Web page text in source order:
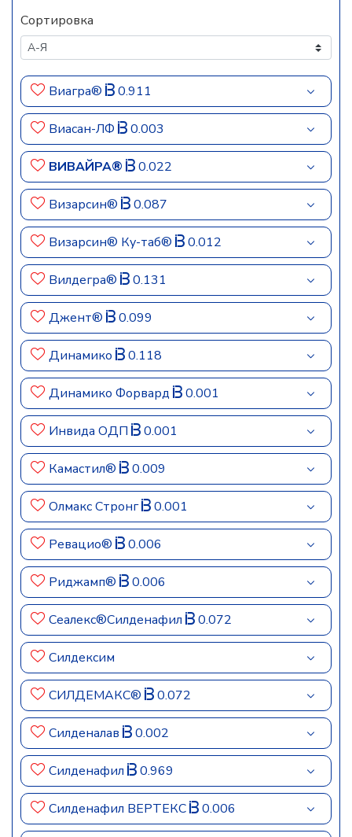
Сортировка
Виагра® 0.911
Виасан-ЛФ 0.003
ВИВАЙРА® 0.022
Визарсин® 0.087
Визарсин® Ку-таб® 0.012
Вилдегра® 0.131
Джент® 0.099
Динамико 0.118
Динамико Форвард 0.001
Инвида ОДП 0.001
Камастил® 0.009
Олмакс Стронг 0.001
Ревацио® 0.006
Риджамп® 0.006
Сеалекс®Силденафил 0.072
Силдексим
СИЛДЕМАКС® 0.072
Силденалав 0.002
Силденафил 0.969
Силденафил ВЕРТЕКС 0.006